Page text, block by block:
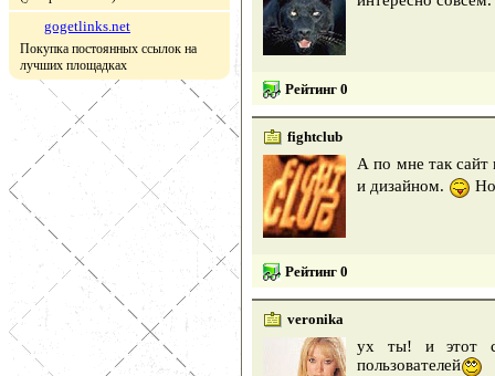
gogetlinks.net
Покупка постоянных ссылок на
лучших площадках
Рейтинг 0
fightclub
А по мне так сайт
и дизайном.
Рейтинг 0
veronika
ух ты! и этот
пользователей